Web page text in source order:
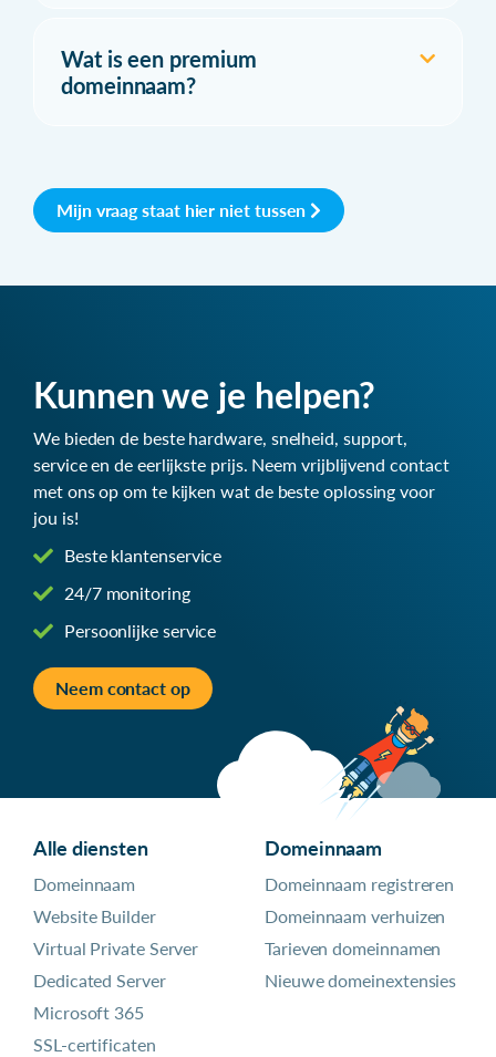
Wat is een premium
domeinnaam?
Mijn vraag staat hier niet tussen
Kunnen we je helpen?
We bieden de beste hardware, snelheid, support,
service en de eerlijkste prijs. Neem vrijblijvend contact
met ons op om te kijken wat de beste oplossing voor
jou is!
Beste klantenservice
24/7 monitoring
Persoonlijke service
Neem contact op
Alle diensten
Domeinnaam
Website Builder
Virtual Private Server
Dedicated Server
Microsoft 365
SSL-certificaten
Domeinnaam
Domeinnaam registreren
Domeinnaam verhuizen
Tarieven domeinnamen
Nieuwe domeinextensies